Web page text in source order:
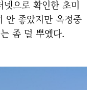
으로 확인한 초미
안 좋았지만 옥정중
좀 덜 뿌옜다.